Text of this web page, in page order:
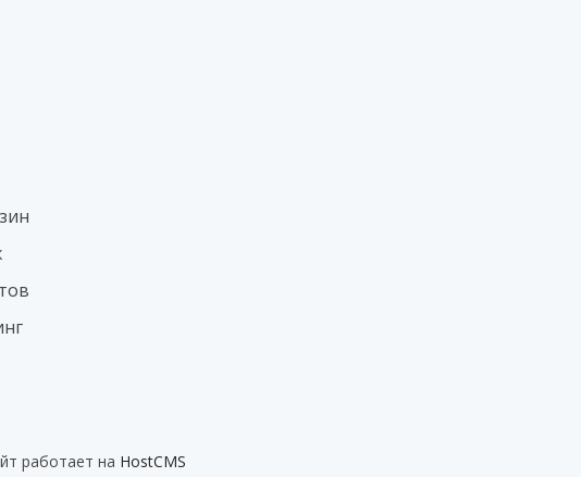
работает на HostCMS